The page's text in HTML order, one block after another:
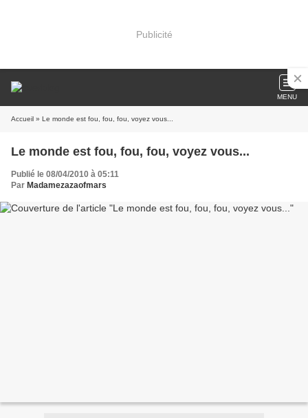
Publicité
MENU
Accueil » Le monde est fou, fou, fou, voyez vous...
Le monde est fou, fou, fou, voyez vous...
Publié le 08/04/2010 à 05:11
Par Madamezazaofmars